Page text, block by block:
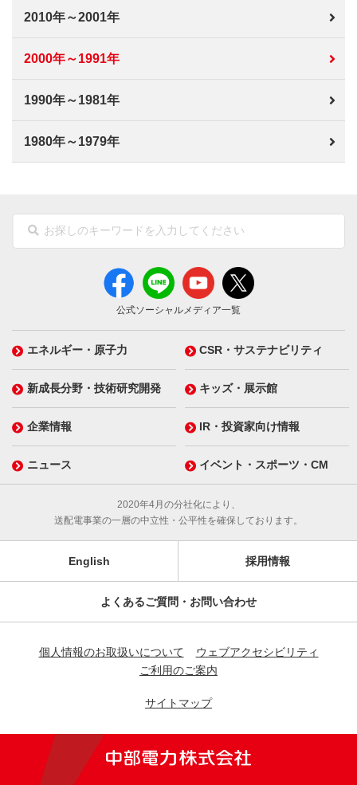
2010年～2001年
2000年～1991年
1990年～1981年
1980年～1979年
公式ソーシャルメディア一覧
エネルギー・原子力 CSR・サステナビリティ
新成長分野・技術研究開発 キッズ・展示館
企業情報 IR・投資家向け情報
ニュース イベント・スポーツ・CM
2020年4月の分社化により、
送配電事業の一層の中立性・公平性を確保しております。
English 採用情報
よくあるご質問・お問い合わせ
個人情報のお取扱いについて
ウェブアクセシビリティ
ご利用のご案内
サイトマップ